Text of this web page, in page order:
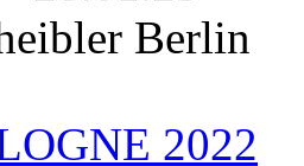
Berlin
2022